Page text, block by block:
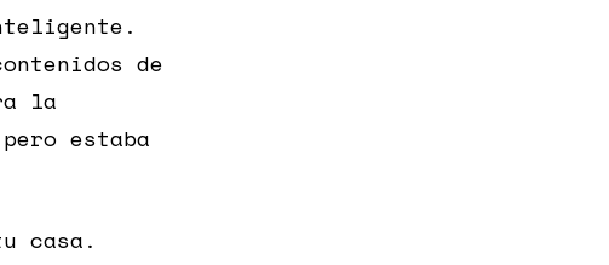
de
la
estaba
casa.